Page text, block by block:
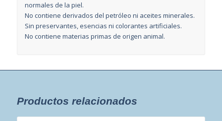
normales de la piel.
No contiene derivados del petróleo ni aceites minerales.
Sin preservantes, esencias ni colorantes artificiales.
No contiene materias primas de origen animal.
Productos relacionados